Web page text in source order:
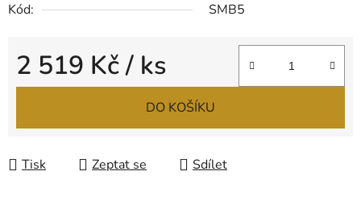
Kód:
SMB5
2 519 Kč/ ks
Měrná cena:
DO KOŠÍKU
Tisk Zeptat se Sdílet